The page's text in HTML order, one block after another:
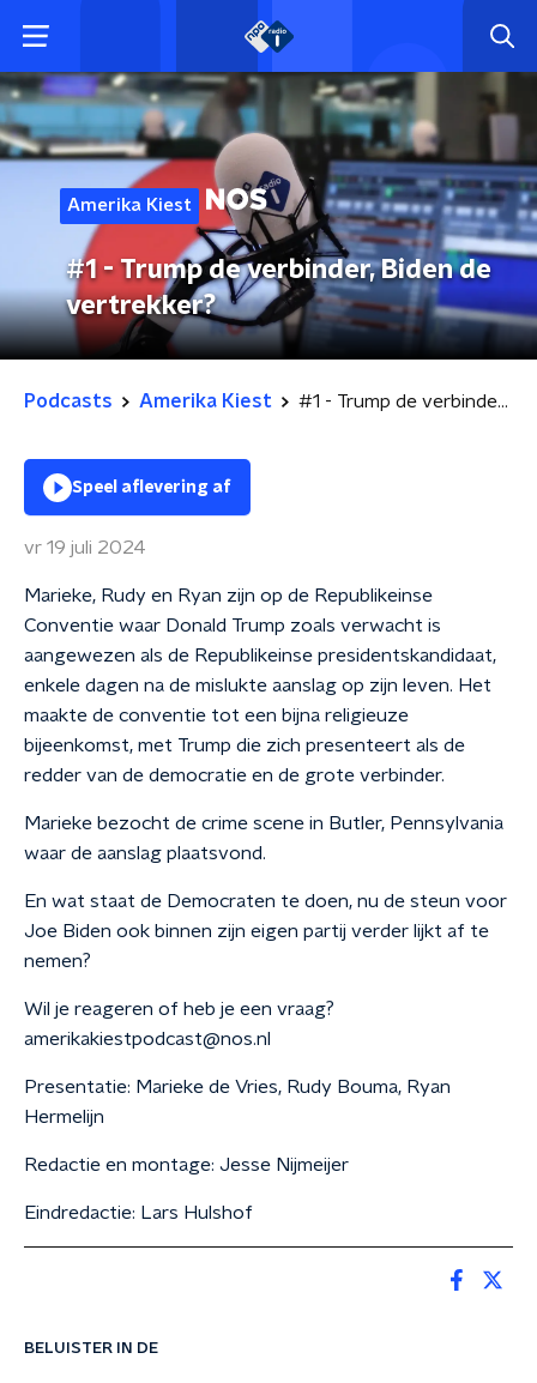
Amerika Kiest
#1 - Trump de verbinder, Biden de
vertrekker?
Podcasts Amerika Kiest #1 - Trump de verbinder, Biden de vertrekker?
BELUISTER IN DE
Speel aflevering af
vr 19 juli 2024
Marieke, Rudy en Ryan zijn op de Republikeinse
Conventie waar Donald Trump zoals verwacht is
aangewezen als de Republikeinse presidentskandidaat,
enkele dagen na de mislukte aanslag op zijn leven. Het
maakte de conventie tot een bijna religieuze
bijeenkomst, met Trump die zich presenteert als de
redder van de democratie en de grote verbinder.
Marieke bezocht de crime scene in Butler, Pennsylvania
waar de aanslag plaatsvond.
En wat staat de Democraten te doen, nu de steun voor
Joe Biden ook binnen zijn eigen partij verder lijkt af te
nemen?
Wil je reageren of heb je een vraag?
amerikakiestpodcast@nos.nl
Presentatie: Marieke de Vries, Rudy Bouma, Ryan
Hermelijn
Redactie en montage: Jesse Nijmeijer
Eindredactie: Lars Hulshof